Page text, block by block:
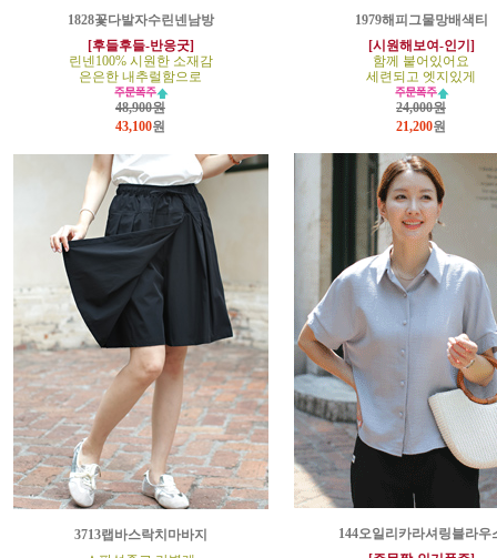
1828꽃다발자수린넨남방
[후들후들-반응굿]
린넨100% 시원한 소재감
은은한 내추럴함으로
48,900원
43,100원
1979해피그물망배색티
[시원해보여-인기]
함께 붙어있어요
세련되고 엣지있게
24,000원
21,200원
3713랩바스락치마바지
144오일리카라셔링블라우